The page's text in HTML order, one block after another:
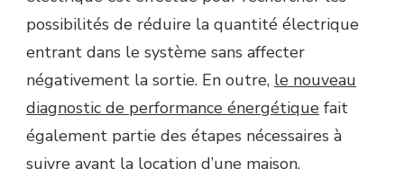
possibilités de réduire la quantité électrique
entrant dans le système sans affecter
négativement la sortie. En outre, le nouveau
diagnostic de performance énergétique fait
également partie des étapes nécessaires à
suivre avant la location d’une maison.